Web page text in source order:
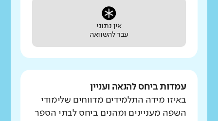
אין נתוני
עבר להשוואה
עמדות ביחס להנאה ועניין
באיזו מידה התלמידים מדווחים שלימודי
השפה מעניינים ומהנים ביחס לבתי הספר